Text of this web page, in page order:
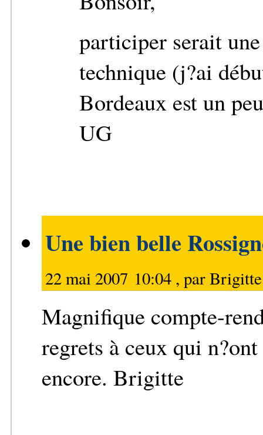
participer serait
technique (j?ai
Bordeaux est un
UG
Une bien belle
22 mai 2007 10:04 , parBrigitte
Magnifique compte-
regrets à ceux qui
encore. Brigitte